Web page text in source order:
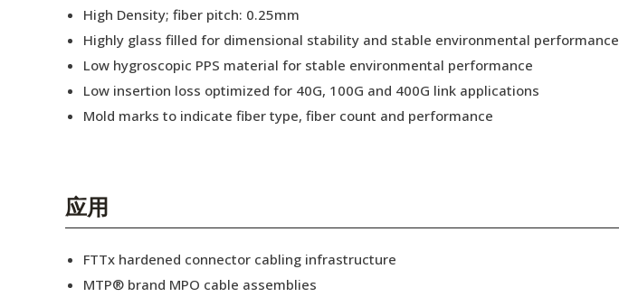
工作机会
活动信息
High Density; fiber pitch: 0.25mm
Highly glass filled for dimensional stability and stable environmental performance
Low hygroscopic PPS material for stable environmental performance
Low insertion loss optimized for 40G, 100G and 400G link applications
Mold marks to indicate fiber type, fiber count and performance
应用
FTTx hardened connector cabling infrastructure
MTP® brand MPO cable assemblies